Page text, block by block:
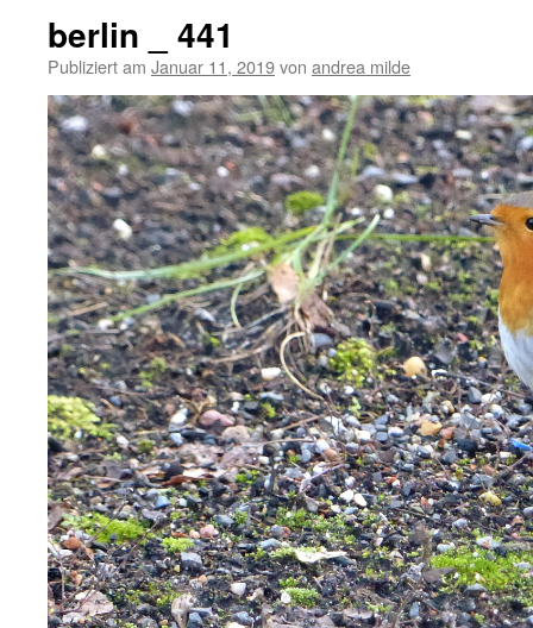
berlin _ 441
Publiziert am Januar 11, 2019von andrea milde